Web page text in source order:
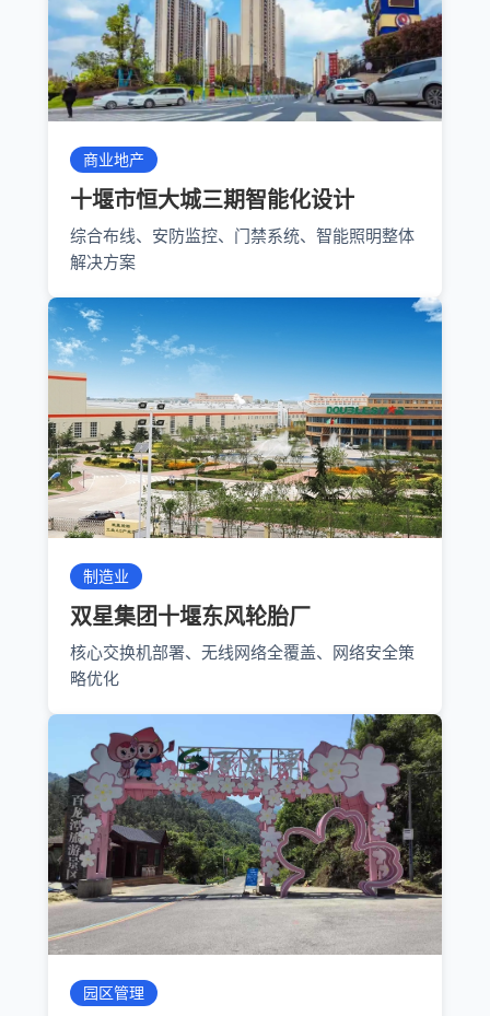
商业地产
十堰市恒大城三期智能化设计
综合布线、安防监控、门禁系统、智能照明整体
解决方案
制造业
双星集团十堰东风轮胎厂
核心交换机部署、无线网络全覆盖、网络安全策
略优化
园区管理